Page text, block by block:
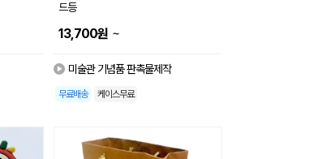
드등
13,700원 ~
미술관 기념품 판촉물제작
무료배송 케이스무료